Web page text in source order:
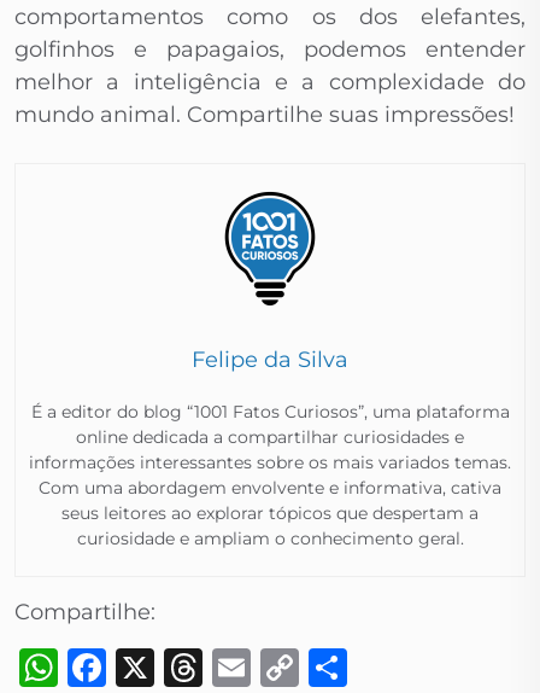
comportamentos como os dos elefantes,
golfinhos e papagaios, podemos entender
melhor a inteligência e a complexidade do
mundo animal. Compartilhe suas impressões!
Felipe da Silva
É a editor do blog “1001 Fatos Curiosos”, uma plataforma
online dedicada a compartilhar curiosidades e
informações interessantes sobre os mais variados temas.
Com uma abordagem envolvente e informativa, cativa
seus leitores ao explorar tópicos que despertam a
curiosidade e ampliam o conhecimento geral.​
Compartilhe:
WhatsApp
Facebook
X Threads
Email
Copy